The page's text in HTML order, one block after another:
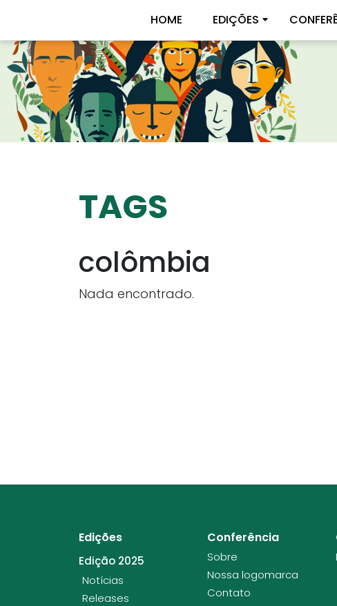
HOME EDIÇÕES
TAGS
colômbia
Nada encontrado.
Edições
Edição 2025
Notícias
Releases
Conferência
Sobre
Nossa logomarca
Contato